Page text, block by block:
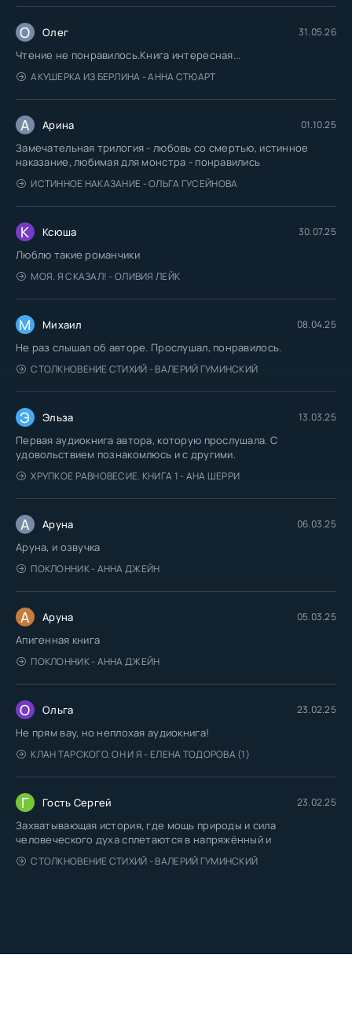
О Олег 31.05.26
Чтение не понравилось.Книга интересная...
АКУШЕРКА ИЗ БЕРЛИНА - АННА СТЮАРТ
А Арина 01.10.25
Замечательная трилогия - любовь со смертью, истинное
наказание, любимая для монстра - понравились
ИСТИННОЕ НАКАЗАНИЕ - ОЛЬГА ГУСЕЙНОВА
К Ксюша 30.07.25
Люблю такие романчики
МОЯ. Я СКАЗАЛ! - ОЛИВИЯ ЛЕЙК
М Михаил 08.04.25
Не раз слышал об авторе. Прослушал, понравилось.
СТОЛКНОВЕНИЕ СТИХИЙ - ВАЛЕРИЙ ГУМИНСКИЙ
Э Эльза 13.03.25
Первая аудиокнига автора, которую прослушала. С
удовольствием познакомлюсь и с другими.
ХРУПКОЕ РАВНОВЕСИЕ. КНИГА 1 - АНА ШЕРРИ
А Аруна 06.03.25
Аруна, и озвучка
ПОКЛОННИК - АННА ДЖЕЙН
А Аруна 05.03.25
Апигенная книга
ПОКЛОННИК - АННА ДЖЕЙН
О Ольга 23.02.25
Не прям вау, но неплохая аудиокнига!
КЛАН ТАРСКОГО. ОН И Я - ЕЛЕНА ТОДОРОВА (1)
Г Гость Сергей 23.02.25
Захватывающая история, где мощь природы и сила
человеческого духа сплетаются в напряжённый и
СТОЛКНОВЕНИЕ СТИХИЙ - ВАЛЕРИЙ ГУМИНСКИЙ